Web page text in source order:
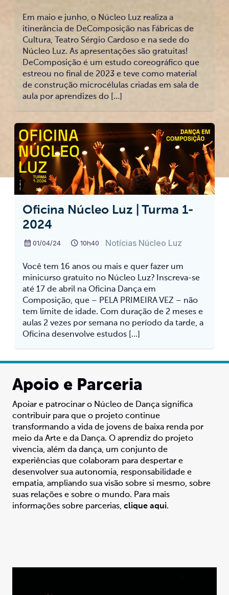
Em maio e junho, o Núcleo Luz realiza a
itinerância de DeComposição nas Fábricas de
Cultura, Teatro Sérgio Cardoso e na sede do
Núcleo Luz. As apresentações são gratuitas!
DeComposição é um estudo coreográfico que
estreou no final de 2023 e teve como material
de construção microcélulas criadas em sala de
aula por aprendizes do […]
Oficina Núcleo Luz | Turma 1-
2024
01/04/24 10h40 Notícias Núcleo Luz
Você tem 16 anos ou mais e quer fazer um
minicurso gratuito no Núcleo Luz? Inscreva-se
até 17 de abril na Oficina Dança em
Composição, que – PELA PRIMEIRA VEZ – não
tem limite de idade. Com duração de 2 meses e
aulas 2 vezes por semana no período da tarde, a
Oficina desenvolve estudos […]
Apoio e Parceria
Apoiar e patrocinar o Núcleo de Dança significa
contribuir para que o projeto continue
transformando a vida de jovens de baixa renda por
meio da Arte e da Dança. O aprendiz do projeto
vivencia, além da dança, um conjunto de
experiências que colaboram para despertar e
desenvolver sua autonomia, responsabilidade e
empatia, ampliando sua visão sobre si mesmo, sobre
suas relações e sobre o mundo. Para mais
informações sobre parcerias, clique aqui.